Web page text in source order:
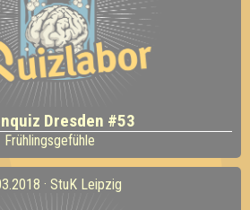
Dresden #53
Frühlingsgefühle
· StuK Leipzig